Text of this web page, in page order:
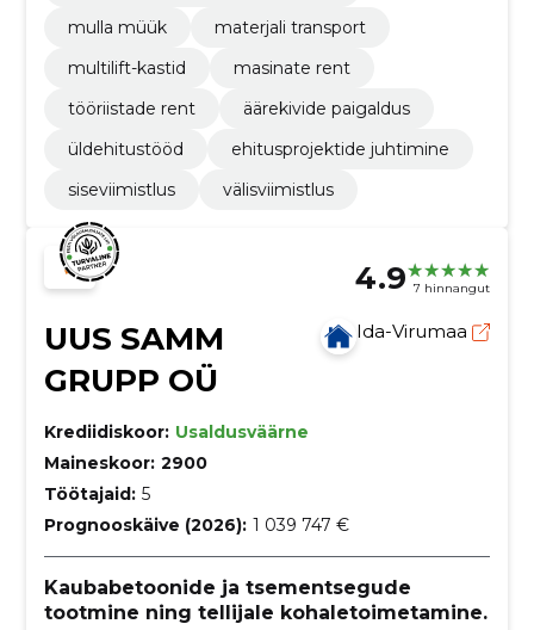
mulla müük
materjali transport
multilift-kastid
masinate rent
tööriistade rent
äärekivide paigaldus
üldehitustööd
ehitusprojektide juhtimine
siseviimistlus
välisviimistlus
4.9 7 hinnangut
UUS SAMM
GRUPP OÜ
Ida-Virumaa
Krediidiskoor: Usaldusväärne
Maineskoor: 2900
Töötajaid: 5
Prognooskäive (2026): 1 039 747 €
Kaubabetoonide ja tsementsegude
tootmine ning tellijale kohaletoimetamine.